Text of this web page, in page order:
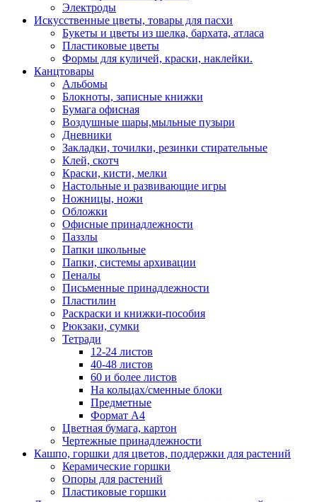
Электроды
Искусственные цветы, товары для пасхи
Букеты и цветы из шелка, бархата, атласа
Пластиковые цветы
Формы для куличей, краски, наклейки.
Канцтовары
Альбомы
Блокноты, записные книжки
Бумага офисная
Воздушные шары,мыльные пузыри
Дневники
Закладки, точилки, резинки стирательные
Клей, скотч
Краски, кисти, мелки
Настольные и развивающие игры
Ножницы, ножи
Обложки
Офисные принадлежности
Паззлы
Папки школьные
Папки, системы архивации
Пеналы
Письменные принадлежности
Пластилин
Раскраски и книжки-пособия
Рюкзаки, сумки
Тетради
12-24 листов
40-48 листов
60 и более листов
На кольцах/сменные блоки
Предметные
Формат А4
Цветная бумага, картон
Чертежные принадлежности
Кашпо, горшки для цветов, поддержки для растений
Керамические горшки
Опоры для растений
Пластиковые горшки